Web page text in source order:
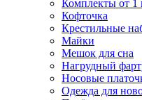
Комплекты от 1
Кофточка
Крестильные
Майки
Мешок для сна
Нагрудный
Носовые
Одежда для